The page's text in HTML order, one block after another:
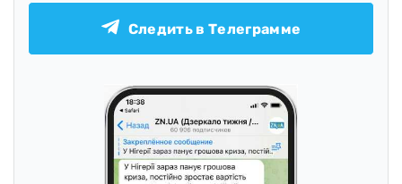
Следить в Телеграмме